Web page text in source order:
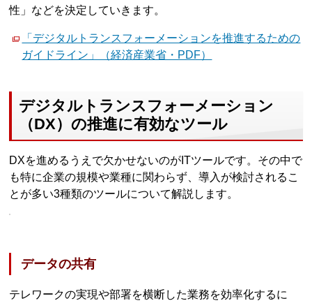
性」などを決定していきます。
「デジタルトランスフォーメーションを推進するための
ガイドライン」（経済産業省・PDF）
デジタルトランスフォーメーション
（DX）の推進に有効なツール
DXを進めるうえで欠かせないのがITツールです。その中で
も特に企業の規模や業種に関わらず、導入が検討されるこ
とが多い3種類のツールについて解説します。
データの共有
テレワークの実現や部署を横断した業務を効率化するに